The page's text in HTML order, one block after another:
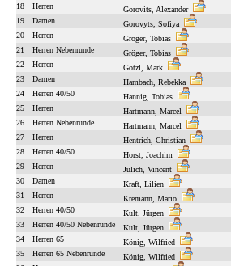
18
Herren Gorovits, Alexander
19
Damen Gorovyts, Sofiya
20
Herren Gröger, Tobias
21
Herren Nebenrunde Gröger, Tobias
22
Herren Götzl, Mark
23
Damen Hambach, Rebekka
24
Herren 40/50 Hannig, Tobias
25
Herren Hartmann, Marcel
26
Herren Nebenrunde Hartmann, Marcel
27
Herren Hentrich, Christian
28
Herren 40/50 Horst, Joachim
29
Herren Jülich, Vincent
30
Damen Kraft, Lilien
31
Herren Kremann, Mario
32
Herren 40/50 Kult, Jürgen
33
Herren 40/50 Nebenrunde Kult, Jürgen
34
Herren 65 König, Wilfried
35
Herren 65 Nebenrunde König, Wilfried